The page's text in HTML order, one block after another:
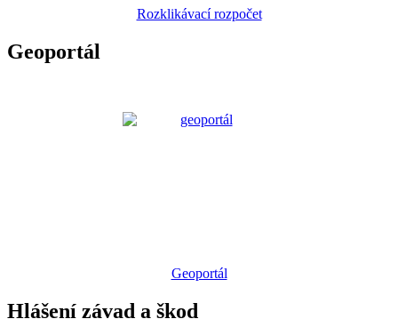
Rozklikávací rozpočet
Geoportál
Geoportál
Hlášení závad a škod